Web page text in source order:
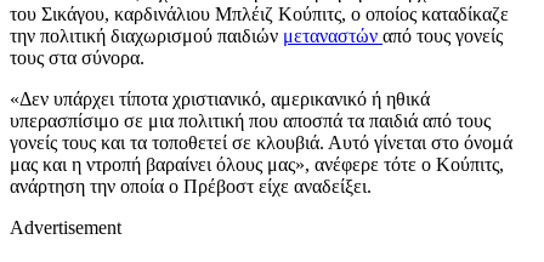
του Σικάγου, καρδινάλιου Μπλέιζ Κούπιτς, ο οποίος καταδίκαζε
την πολιτική διαχωρισμού παιδιών μεταναστών από τους γονείς
τους στα σύνορα.
«Δεν υπάρχει τίποτα χριστιανικό, αμερικανικό ή ηθικά
υπερασπίσιμο σε μια πολιτική που αποσπά τα παιδιά από τους
γονείς τους και τα τοποθετεί σε κλουβιά. Αυτό γίνεται στο όνομά
μας και η ντροπή βαραίνει όλους μας», ανέφερε τότε ο Κούπιτς,
ανάρτηση την οποία ο Πρέβοστ είχε αναδείξει.
Advertisement